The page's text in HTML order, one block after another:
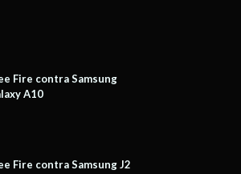
Fire contra Samsung
A10
Fire contra Samsung J2